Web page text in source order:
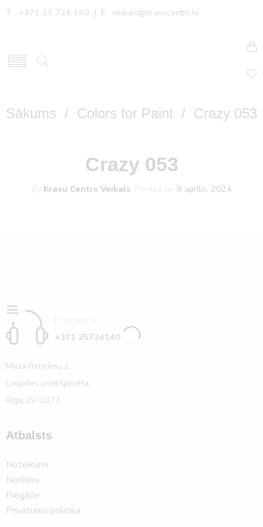
T: +371 25 724 140 | E: veikals@krasucentrs.lv
Sākums / Colors for Paint / Crazy 053
Crazy 053
By Krasu Centrs Veikals Posted on 8 aprīlis, 2024
+371 25724140
Mazā Rencēnu 1,
Latgales priekšpilsēta,
Rīga, LV-1073
Atbalsts
Noteikumi
Norēķini
Piegāde
Privātuma politika